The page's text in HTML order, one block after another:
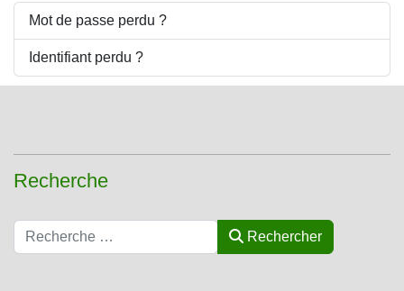
Mot de passe perdu ?
Identifiant perdu ?
Recherche
Rechercher Rechercher